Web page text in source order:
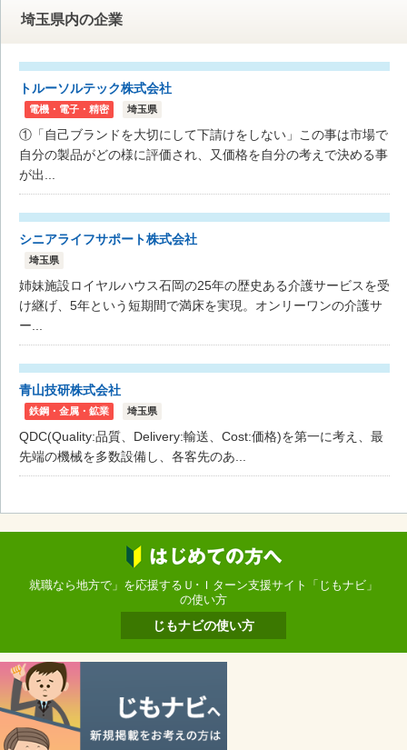
埼玉県内の企業
トルーソルテック株式会社
電機・電子・精密 埼玉県
①「自己ブランドを大切にして下請けをしない」この事は市場で
自分の製品がどの様に評価され、又価格を自分の考えで決める事
が出...
シニアライフサポート株式会社
埼玉県
姉妹施設ロイヤルハウス石岡の25年の歴史ある介護サービスを受
け継げ、5年という短期間で満床を実現。オンリーワンの介護サ
ー...
青山技研株式会社
鉄鋼・金属・鉱業 埼玉県
QDC(Quality:品質、Delivery:輸送、Cost:価格)を第一に考え、最
先端の機械を多数設備し、各客先のあ...
就職なら地方で」を応援するＵ･Ｉターン支援サイト「じもナビ」
の使い方
じもナビの使い方